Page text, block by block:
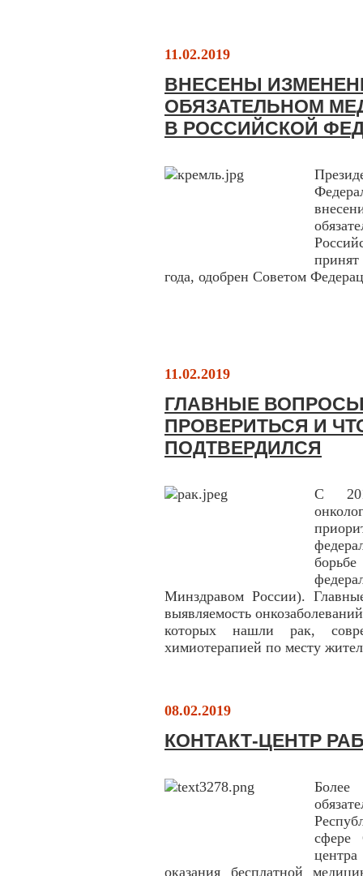
11.02.2019
ВНЕСЕНЫ
ОБЯЗАТЕЛЬНОМ
В РОССИЙСКОЙ
года, одобрен Советом
11.02.2019
ГЛАВНЫЕ ВОПРОСЫ
ПРОВЕРИТЬСЯ И
ПОДТВЕРДИЛСЯ
С
Минздравом России).
выявляемость
которых нашли рак,
химиотерапией по месту
08.02.2019
КОНТАКТ-ЦЕНТР
сфере
оказания бесплатной